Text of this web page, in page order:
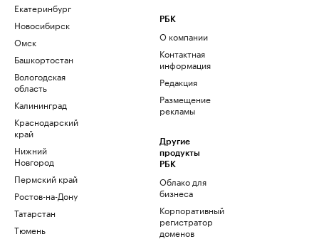
Екатеринбург
Новосибирск
Омск
Башкортостан
Вологодская
область
Калининград
Краснодарский
край
Нижний
Новгород
Пермский край
Ростов-на-Дону
Татарстан
Тюмень
РБК
О компании
Контактная
информация
Редакция
Размещение
рекламы
Другие
продукты
РБК
Облако для
бизнеса
Корпоративный
регистратор
доменов